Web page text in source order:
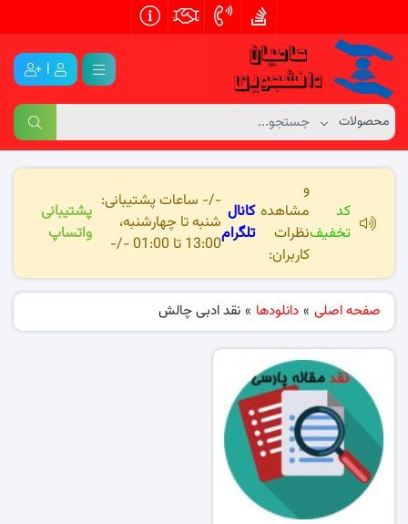
|
کد
تخفیف
و
مشاهده
نظرات
کاربران:
کانال
تلگرام
-/- ساعات پشتیبانی:
شنبه تا چهارشنبه،
13:00 تا 01:00 -/-
پشتیبانی
واتساپ
صفحه اصلی » دانلودها » نقد ادبی چالش